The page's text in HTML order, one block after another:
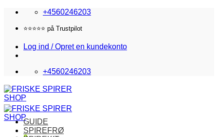
Fortsæt
indhold
+4560246203
Fri fragt i DK over 870,-
Log ind / Opret en kundekonto
+4560246203
GUIDE
SPIREFRØ